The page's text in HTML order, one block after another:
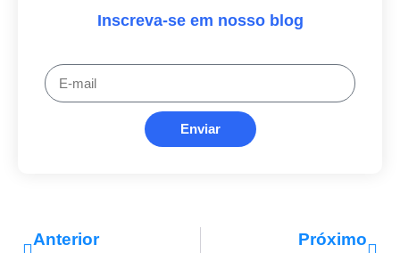
Inscreva-se em nosso blog
Enviar
Anterior Próximo